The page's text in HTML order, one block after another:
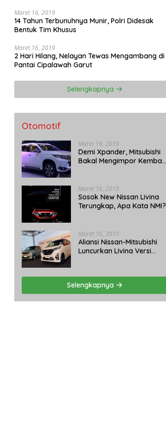
Maret 16, 2019
14 Tahun Terbunuhnya Munir, Polri Didesak
Bentuk Tim Khusus
Maret 16, 2019
2 Hari Hilang, Nelayan Tewas Mengambang di
Pantai Cipalawah Garut
Selengkapnya
Otomotif
Maret 16, 2019
Demi Xpander, Mitsubishi
Bakal Mengimpor Kembali
Maret 16, 2019
Sosok New Nissan Livina
Terungkap, Apa Kata NMI?
Maret 16, 2019
Aliansi Nissan-Mitsubishi
Luncurkan Livina Versi
Selengkapnya